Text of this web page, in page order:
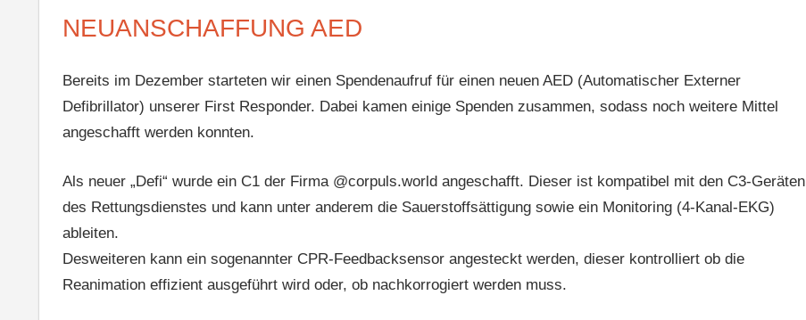
NEUANSCHAFFUNG AED
Bereits im Dezember starteten wir einen Spendenaufruf für einen neuen AED (Automatischer Externer
Defibrillator) unserer First Responder. Dabei kamen einige Spenden zusammen, sodass noch weitere Mittel
angeschafft werden konnten.
Als neuer „Defi“ wurde ein C1 der Firma @corpuls.world angeschafft. Dieser ist kompatibel mit den C3-Geräten
des Rettungsdienstes und kann unter anderem die Sauerstoffsättigung sowie ein Monitoring (4-Kanal-EKG)
ableiten.
Desweiteren kann ein sogenannter CPR-Feedbacksensor angesteckt werden, dieser kontrolliert ob die
Reanimation effizient ausgeführt wird oder, ob nachkorrogiert werden muss.